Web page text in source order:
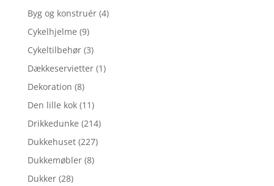
Byg og konstruér (4)
Cykelhjelme (9)
Cykeltilbehør (3)
Dækkeservietter (1)
Dekoration (8)
Den lille kok (11)
Drikkedunke (214)
Dukkehuset (227)
Dukkemøbler (8)
Dukker (28)